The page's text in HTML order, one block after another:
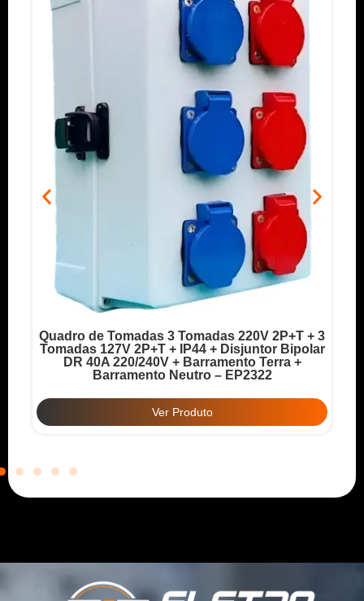
Quadro de Tomadas 3 Tomadas 220V 2P+T + 3
Tomadas 127V 2P+T + IP44 + Disjuntor Bipolar
DR 40A 220/240V + Barramento Terra +
Barramento Neutro – EP2322
Ver Produto